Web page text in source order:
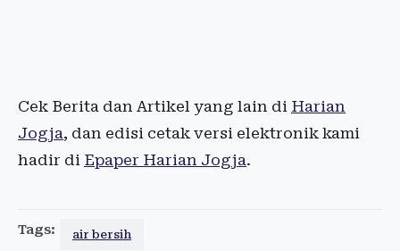
Cek Berita dan Artikel yang lain di Harian
Jogja, dan edisi cetak versi elektronik kami
hadir di Epaper Harian Jogja.
Tags: air bersih